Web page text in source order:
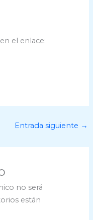
el enlace:
Entrada siguiente →
no será
están